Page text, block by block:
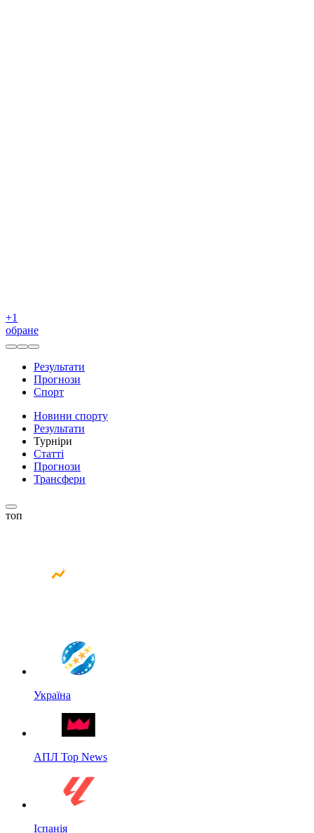
+1
обране
Результати
Прогнози
Спорт
Новини спорту
Результати
Турніри
Статті
Прогнози
Трансфери
топ
Україна
АПЛ Top News
Іспанія